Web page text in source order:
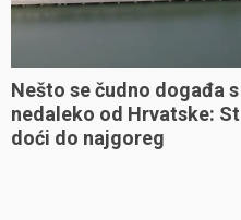
Nešto se čudno događa
nedaleko od Hrvatske:
doći do najgoreg